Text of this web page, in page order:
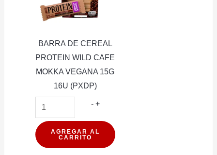
BARRA DE CEREAL
PROTEIN WILD CAFE
MOKKA VEGANA 15G
16U (PXDP)
- BARRA
CEREAL
PROTEIN
+
AGREGAR AL
CARRITO